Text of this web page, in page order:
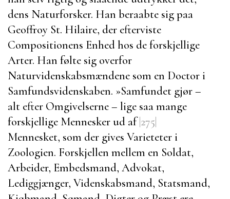
dens Naturforsker. Han beraabte sig paa
Geoffroy St. Hilaire, der efterviste
Compositionens Enhed hos de forskjellige
Arter. Han følte sig overfor
Naturvidenskabsmændene som en Doctor i
Samfundsvidenskaben. »Samfundet gjør –
alt efter Omgivelserne – lige saa mange
forskjellige Mennesker ud af |275|
Mennesket, som der gives Varieteter i
Zoologien. Forskjellen mellem en Soldat,
Arbeider, Embedsmand, Advokat,
Lediggjænger, Videnskabsmand, Statsmand,